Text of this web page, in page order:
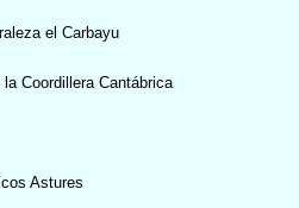
el Carbayu
Coordillera Cantábrica
Astures